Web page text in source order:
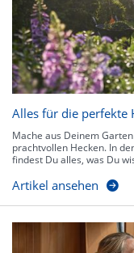
Alles für die perfekte
Mache aus Deinem
prachtvollen Hecken. In
findest Du alles, was Du
Artikel ansehen